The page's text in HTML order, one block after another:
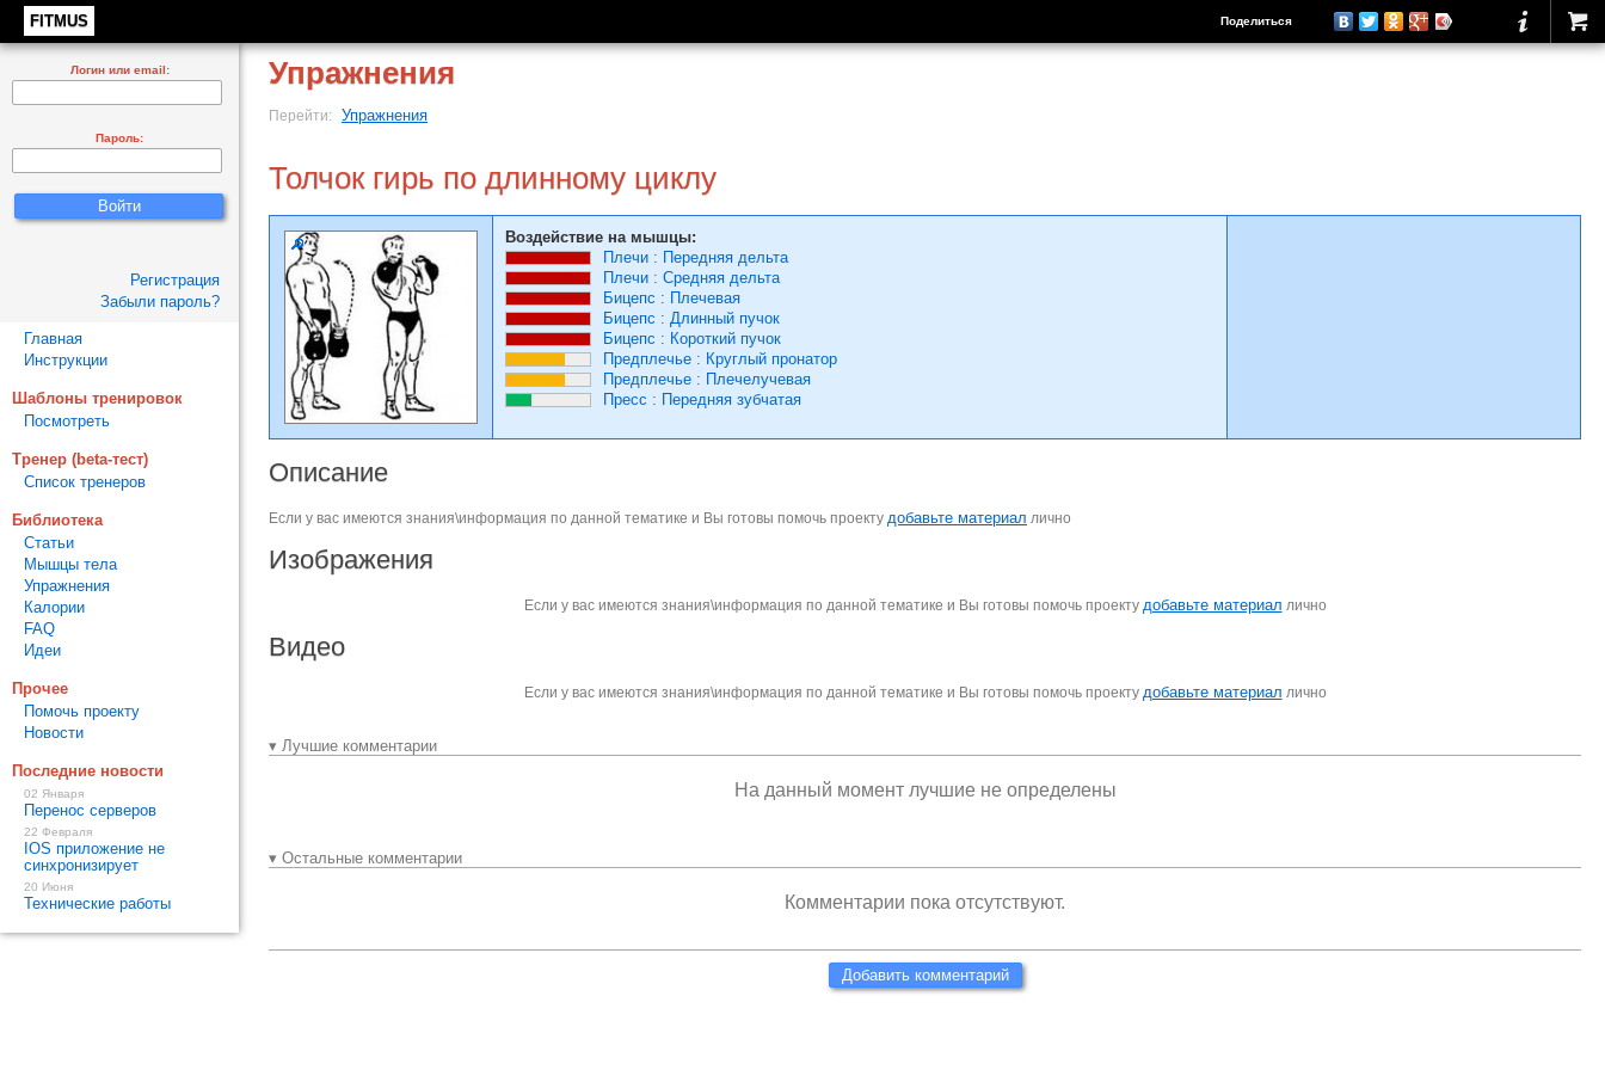
FITMUS Поделиться
Упражнения
Перейти: Упражнения
Толчок гирь по длинному циклу
Воздействие на мышцы:
Плечи : Передняя дельта
Плечи : Средняя дельта
Бицепс : Плечевая
Бицепс : Длинный пучок
Бицепс : Короткий пучок
Предплечье : Круглый пронатор
Предплечье : Плечелучевая
Пресс : Передняя зубчатая
Описание
Если у вас имеются знания\информация по данной тематике и Вы готовы помочь проекту добавьте материал лично
Изображения
Если у вас имеются знания\информация по данной тематике и Вы готовы помочь проекту добавьте материал лично
Видео
Если у вас имеются знания\информация по данной тематике и Вы готовы помочь проекту добавьте материал лично
▾ Лучшие комментарии
На данный момент лучшие не определены
▾ Остальные комментарии
Комментарии пока отсутствуют.
Добавить комментарий
Логин или email:
Пароль:
Регистрация
Забыли пароль?
Главная
Инструкции
Шаблоны тренировок
Посмотреть
Тренер (beta-тест)
Список тренеров
Библиотека
Статьи
Мышцы тела
Упражнения
Калории
FAQ
Идеи
Прочее
Помочь проекту
Новости
Последние новости
02 Января
Перенос серверов
22 Февраля
IOS приложение не
синхронизирует
20 Июня
Технические работы